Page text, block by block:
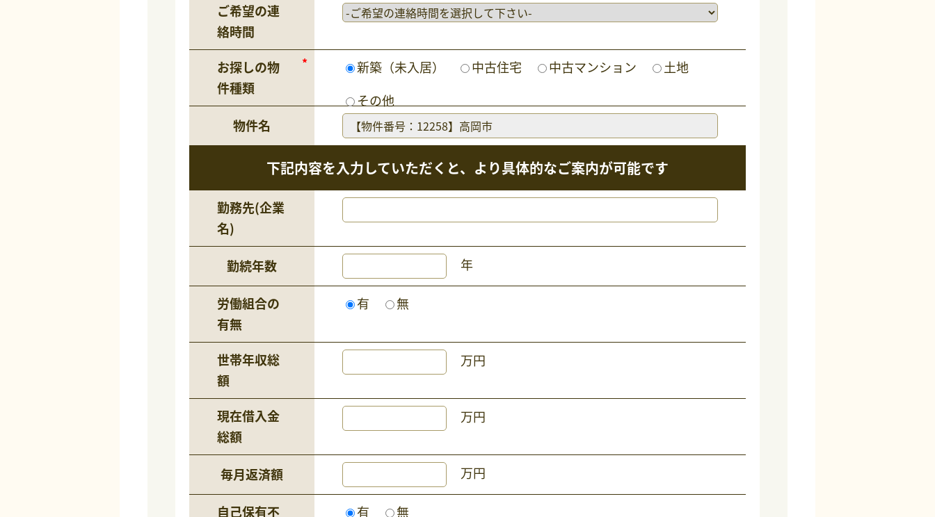
ご希望の連
絡時間
お探しの物
件種類
新築（未入居） 中古住宅 中古マンション
土地
その他
物件名
下記内容を入力していただくと、より具体的なご案内が可能です
勤務先(企業
名)
勤続年数
年
労働組合の
有無
有 無
世帯年収総
額
万円
現在借入金
総額
万円
毎月返済額 万円
自己保有不 有 無